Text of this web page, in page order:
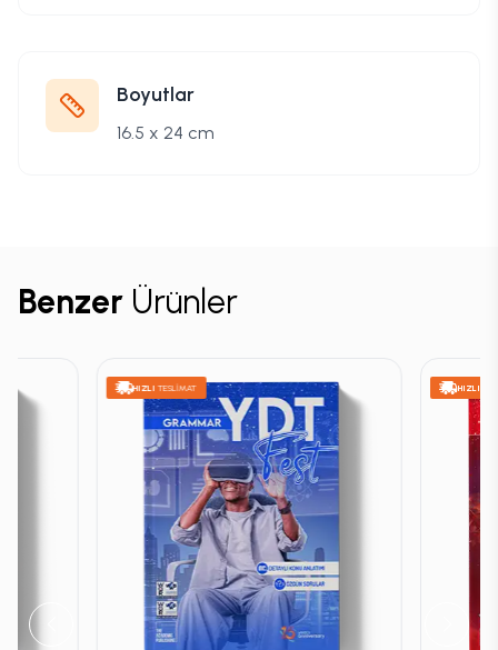
Boyutlar
16.5 x 24 cm
Benzer Ürünler
HIZLI TESLİMAT HIZLI